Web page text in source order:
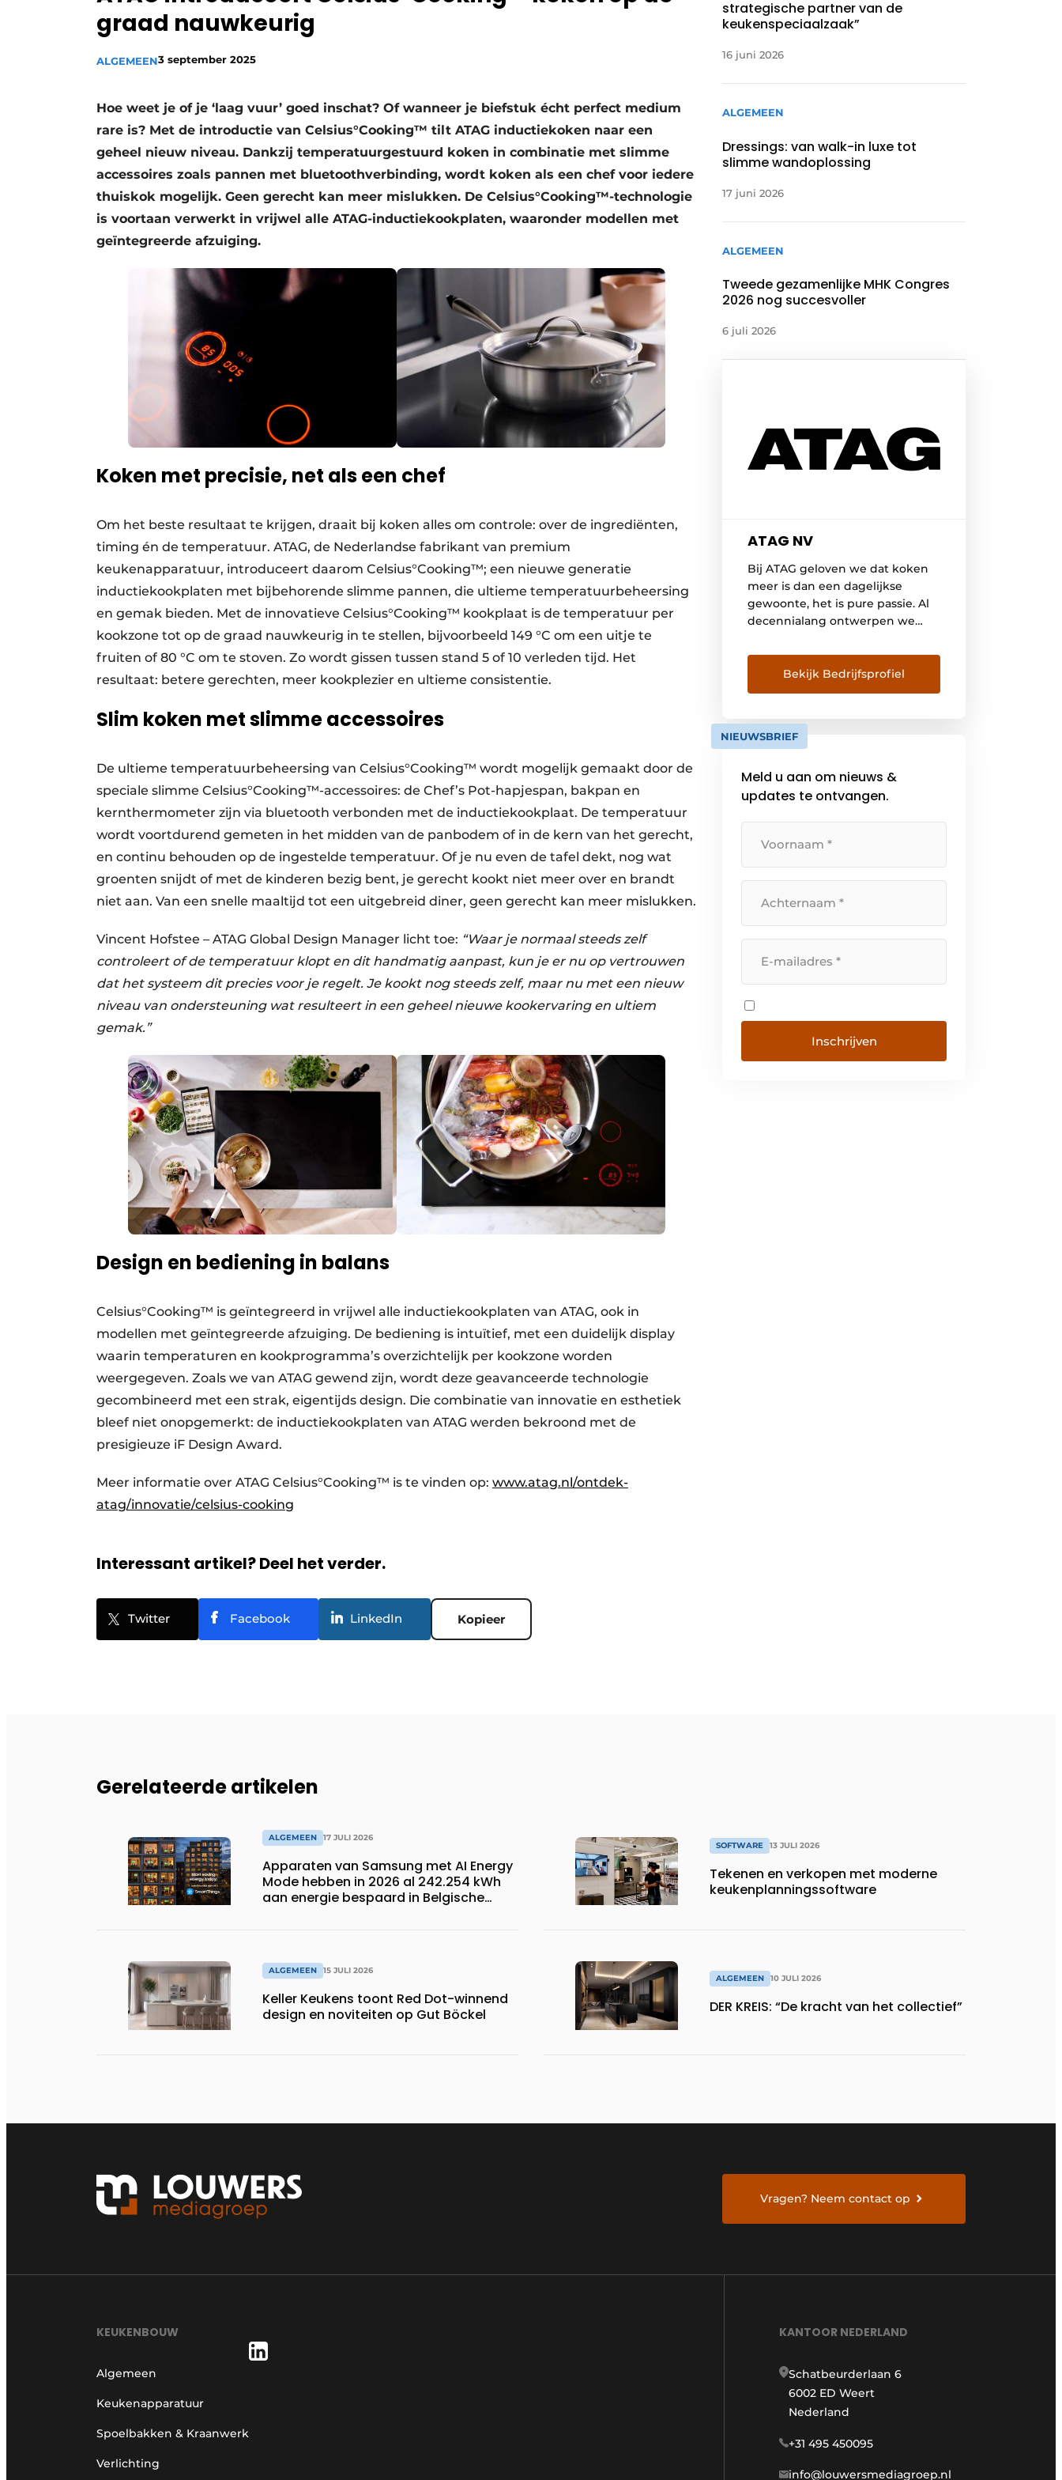
Vacature aanmelden
graad nauwkeurig
ALGEMEEN3 september 2025
Hoe weet je of je ‘laag vuur’ goed inschat? Of wanneer je biefstuk écht perfect medium
rare is? Met de introductie van Celsius°Cooking™ tilt ATAG inductiekoken naar een
geheel nieuw niveau. Dankzij temperatuurgestuurd koken in combinatie met slimme
accessoires zoals pannen met bluetoothverbinding, wordt koken als een chef voor iedere
thuiskok mogelijk. Geen gerecht kan meer mislukken. De Celsius°Cooking™-technologie
is voortaan verwerkt in vrijwel alle ATAG-inductiekookplaten, waaronder modellen met
geïntegreerde afzuiging.
Koken met precisie, net als een chef
Om het beste resultaat te krijgen, draait bij koken alles om controle: over de ingrediënten,
timing én de temperatuur. ATAG, de Nederlandse fabrikant van premium
keukenapparatuur, introduceert daarom Celsius°Cooking™; een nieuwe generatie
inductiekookplaten met bijbehorende slimme pannen, die ultieme temperatuurbeheersing
en gemak bieden. Met de innovatieve Celsius°Cooking™ kookplaat is de temperatuur per
kookzone tot op de graad nauwkeurig in te stellen, bijvoorbeeld 149 °C om een uitje te
fruiten of 80 °C om te stoven. Zo wordt gissen tussen stand 5 of 10 verleden tijd. Het
resultaat: betere gerechten, meer kookplezier en ultieme consistentie.
Slim koken met slimme accessoires
De ultieme temperatuurbeheersing van Celsius°Cooking™ wordt mogelijk gemaakt door de
speciale slimme Celsius°Cooking™-accessoires: de Chef’s Pot-hapjespan, bakpan en
kernthermometer zijn via bluetooth verbonden met de inductiekookplaat. De temperatuur
wordt voortdurend gemeten in het midden van de panbodem of in de kern van het gerecht,
en continu behouden op de ingestelde temperatuur. Of je nu even de tafel dekt, nog wat
groenten snijdt of met de kinderen bezig bent, je gerecht kookt niet meer over en brandt
niet aan. Van een snelle maaltijd tot een uitgebreid diner, geen gerecht kan meer mislukken.
Vincent Hofstee – ATAG Global Design Manager licht toe: “Waar je normaal steeds zelf
controleert of de temperatuur klopt en dit handmatig aanpast, kun je er nu op vertrouwen
dat het systeem dit precies voor je regelt. Je kookt nog steeds zelf, maar nu met een nieuw
niveau van ondersteuning wat resulteert in een geheel nieuwe kookervaring en ultiem
gemak.”
Design en bediening in balans
Celsius°Cooking™ is geïntegreerd in vrijwel alle inductiekookplaten van ATAG, ook in
modellen met geïntegreerde afzuiging. De bediening is intuïtief, met een duidelijk display
waarin temperaturen en kookprogramma’s overzichtelijk per kookzone worden
weergegeven. Zoals we van ATAG gewend zijn, wordt deze geavanceerde technologie
gecombineerd met een strak, eigentijds design. Die combinatie van innovatie en esthetiek
bleef niet onopgemerkt: de inductiekookplaten van ATAG werden bekroond met de
presigieuze iF Design Award.
Meer informatie over ATAG Celsius°Cooking™ is te vinden op: www.atag.nl/ontdek-
atag/innovatie/celsius-cooking
Interessant artikel? Deel het verder.
Twitter Facebook LinkedIn Kopieer
strategische partner van de
keukenspeciaalzaak”
16 juni 2026
ALGEMEEN
Dressings: van walk-in luxe tot
slimme wandoplossing
17 juni 2026
ALGEMEEN
Tweede gezamenlijke MHK Congres
2026 nog succesvoller
6 juli 2026
ATAG NV
Bij ATAG geloven we dat koken
meer is dan een dagelijkse
gewoonte, het is pure passie. Al
decennialang ontwerpen we
die functionaliteit, design en
innovatie perfect combineert.
Onze toestellen worden met
van koken met karakter: van
krachtige inductiekookplaten tot
koelkasten. ATAG staat synoniem
voor […]
Bekijk Bedrijfsprofiel
NIEUWSBRIEF
Meld u aan om nieuws &
updates te ontvangen.
Gerelateerde artikelen
ALGEMEEN 17 JULI 2026
Apparaten van Samsung met AI Energy
Mode hebben in 2026 al 242.254 kWh
aan energie bespaard in Belgische
ALGEMEEN 15 JULI 2026
Keller Keukens toont Red Dot-winnend
design en noviteiten op Gut Böckel
SOFTWARE 13 JULI 2026
Tekenen en verkopen met moderne
keukenplanningssoftware
ALGEMEEN 10 JULI 2026
DER KREIS: “De kracht van het collectief”
Vragen? Neem contact op
KEUKENBOUW
Algemeen
Keukenapparatuur
Spoelbakken & Kraanwerk
Verlichting
KANTOOR NEDERLAND
Schatbeurderlaan 6
6002 ED Weert
Nederland
+31 495 450095
info@louwersmediagroep.nl